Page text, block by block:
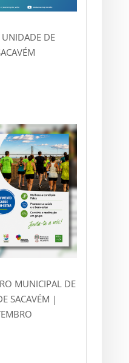
DE
MUNICIPAL DE
SACAVÉM |